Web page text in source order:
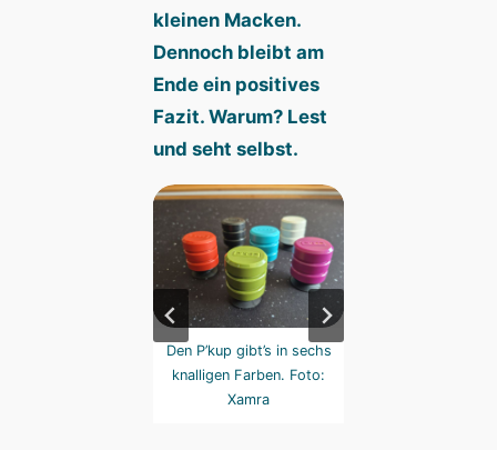
kleinen Macken.
Dennoch bleibt am
Ende ein positives
Fazit. Warum? Lest
und seht selbst.
Den P’kup gibt’s in sechs
knalligen Farben. Foto:
Xamra